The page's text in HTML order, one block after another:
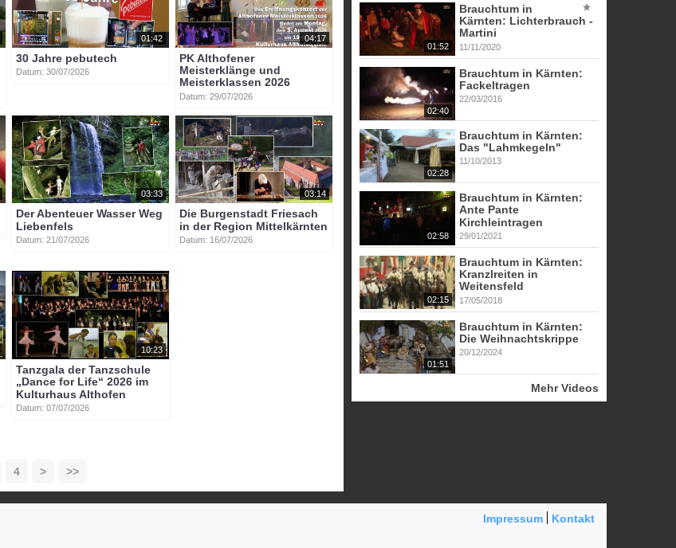
01:42
30 Jahre pebutech
Datum: 30/07/2026
04:17
PK Althofener
Meisterklänge und
Meisterklassen 2026
Datum: 29/07/2026
03:33
Der Abenteuer Wasser Weg
Liebenfels
Datum: 21/07/2026
03:14
Die Burgenstadt Friesach
in der Region Mittelkärnten
Datum: 16/07/2026
10:23
Tanzgala der Tanzschule
„Dance for Life“ 2026 im
Kulturhaus Althofen
Datum: 07/07/2026
4 > >>
01:52
Brauchtum in
Kärnten: Lichterbrauch -
Martini
11/11/2020
02:40
Brauchtum in Kärnten:
Fackeltragen
22/03/2016
02:28
Brauchtum in Kärnten:
Das "Lahmkegeln"
11/10/2013
02:58
Brauchtum in Kärnten:
Ante Pante
Kirchleintragen
29/01/2021
02:15
Brauchtum in Kärnten:
Kranzlreiten in
Weitensfeld
17/05/2018
01:51
Brauchtum in Kärnten:
Die Weihnachtskrippe
20/12/2024
Mehr Videos
Impressum
Kontakt